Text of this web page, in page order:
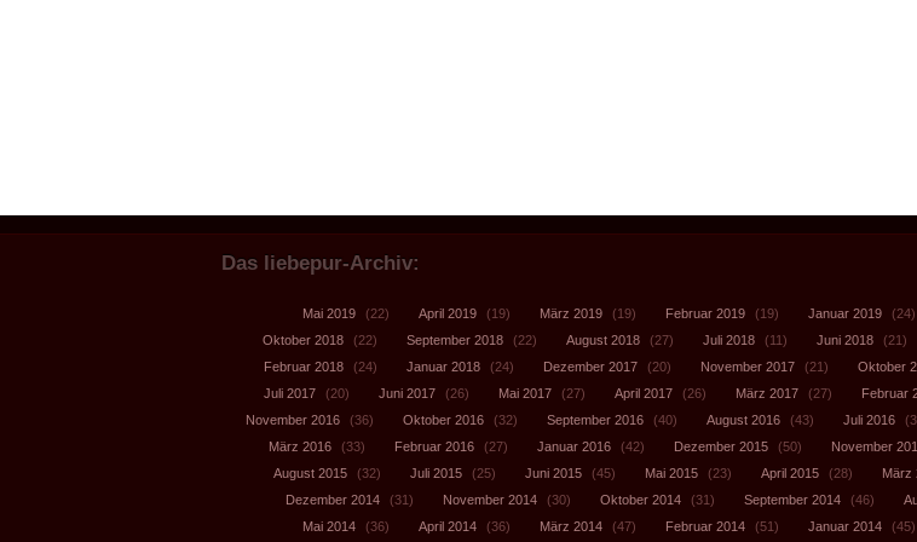
Das liebepur-Archiv:
Mai 2019 (22) April 2019 (19) März 2019 (19) Februar 2019 (19) Januar 2019 (24)
Oktober 2018
(22) September 2018 (22) August 2018 (27) Juli 2018 (11) Juni 2018 (21)
Februar 2018
(24) Januar 2018 (24) Dezember 2017 (20) November 2017 (21) Oktober
Juli 2017
(20) Juni 2017 (26) Mai 2017 (27) April 2017 (26) März 2017 (27) Februar
November 2016
(36) Oktober 2016 (32) September 2016 (40) August 2016 (43) Juli 2016
März 2016
(33) Februar 2016 (27) Januar 2016 (42) Dezember 2015 (50) November
August 2015
(32) Juli 2015 (25) Juni 2015 (45) Mai 2015 (23) April 2015 (28) März
Dezember 2014
(31) November 2014 (30) Oktober 2014 (31) September 2014 (46)
Mai 2014
(36) April 2014 (36) März 2014 (47) Februar 2014 (51) Januar 2014 (45)